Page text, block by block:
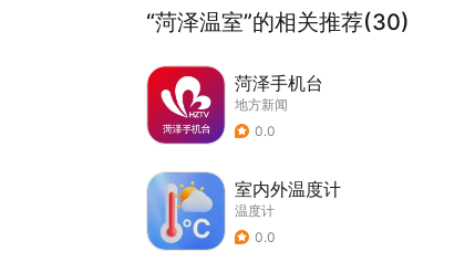
“菏泽温室”的相关推荐(30)
菏泽手机台
地方新闻
0.0
室内外温度计
温度计
0.0